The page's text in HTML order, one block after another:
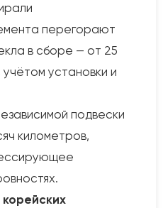
перегорают
в сборе — от 25
установки и
подвески
километров,